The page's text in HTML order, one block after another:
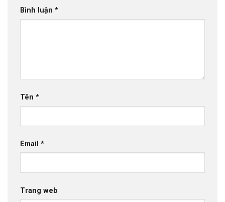
Bình luận *
Tên *
Email *
Trang web